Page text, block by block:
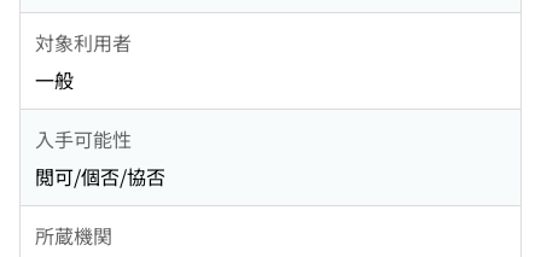
対象利用者
一般
入手可能性
閲可/個否/協否
所蔵機関